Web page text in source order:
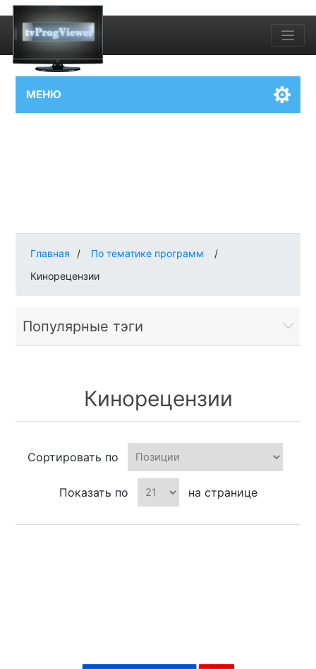
МЕНЮ
Главная / По тематике программ
/
Кинорецензии
Популярные тэги
Кинорецензии
Сортировать по
Показать по на странице